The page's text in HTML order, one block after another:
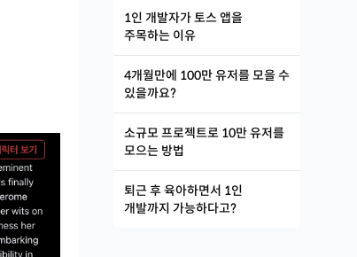
1인 개발자가 토스 앱을
주목하는 이유
4개월만에 100만 유저를 모을 수
있을까요?
소규모 프로젝트로 10만 유저를
모으는 방법
퇴근 후 육아하면서 1인
개발까지 가능하다고?